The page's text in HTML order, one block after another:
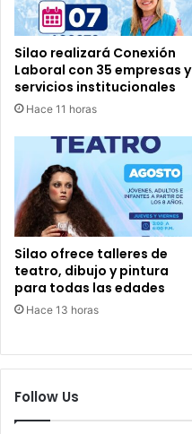
Silao realizará Conexión
Laboral con 35 empresas y
servicios institucionales
Hace 11 horas
Silao ofrece talleres de
teatro, dibujo y pintura
para todas las edades
Hace 13 horas
Follow Us